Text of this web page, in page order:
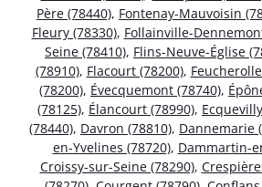
Père (78440), Fontenay-Mauvoisin
Fleury (78330), Follainville-
Seine (78410), Flins-Neuve-Église
(78910), Flacourt (78200),
(78200), Évecquemont (78740),
(78125), Élancourt (78990),
(78440), Davron (78810), Dannemarie
en-Yvelines (78720), Dammartin-
Croissy-sur-Seine (78290),